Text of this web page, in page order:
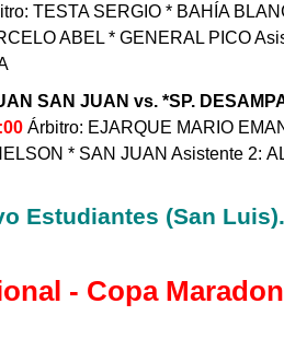
TESTA SERGIO * BAHÍA
ABEL * GENERAL PICO
SAN JUAN vs. *SP.
Árbitro: EJARQUE MARIO
* SAN JUAN Asistente 2:
Estudiantes (San Luis).
- Copa